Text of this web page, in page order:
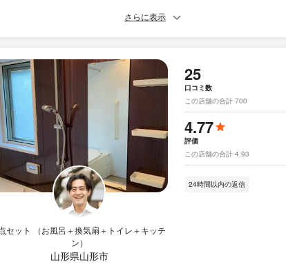
さらに表示
セット （お風呂＋換気扇＋トイレ＋キッチ
ン）
山形県山形市
25
口コミ数
この店舗の合計 700
4.77
評価
この店舗の合計 4.93
24時間以内の返信